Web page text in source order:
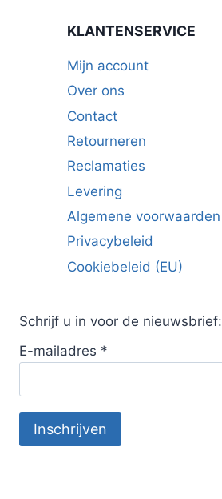
KLANTENSERVICE
Mijn account
Over ons
Contact
Retourneren
Reclamaties
Levering
Algemene voorwaarden
Privacybeleid
Cookiebeleid (EU)
Schrijf u in voor de nieuwsbrief:
E-mailadres *